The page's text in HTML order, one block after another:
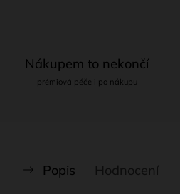
Nákupem to nekončí
prémiová péče i po nákupu
Popis Hodnocení